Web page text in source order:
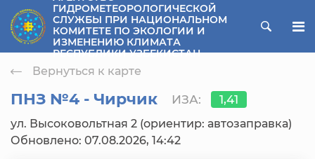
menu
ГИДРОМЕТЕОРОЛОГИЧЕСКОЙ
СЛУЖБЫ ПРИ НАЦИОНАЛЬНОМ
КОМИТЕТЕ ПО ЭКОЛОГИИ И
ИЗМЕНЕНИЮ КЛИМАТА
РЕСПУБЛИКИ УЗБЕКИСТАН
Вернуться к карте
ПНЗ №4 - Чирчик ИЗА: 1,41
ул. Высоковольтная 2 (ориентир: автозаправка)
Обновлено: 07.08.2026, 14:42